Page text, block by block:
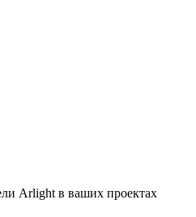
Arlight в ваших проектах